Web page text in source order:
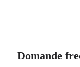
Domande